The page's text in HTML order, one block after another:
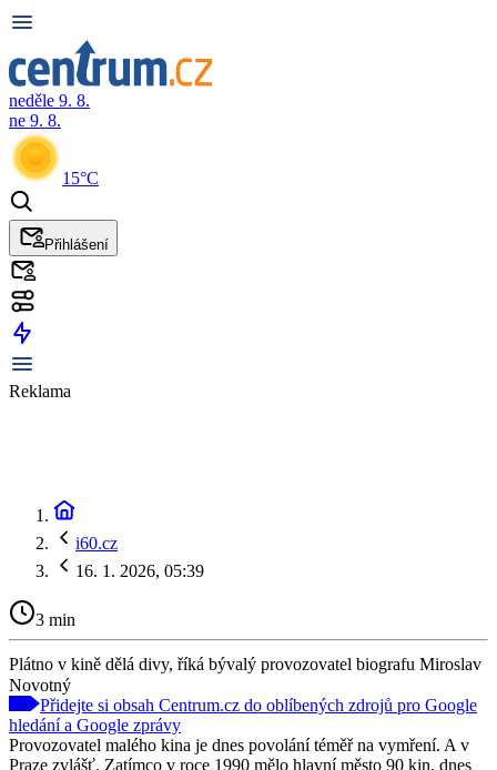
neděle 9. 8.
ne 9. 8.
15°C
Přihlášení
Reklama
i60.cz
16. 1. 2026, 05:39
3 min
Plátno v kině dělá divy, říká bývalý provozovatel biografu Miroslav
Novotný
Přidejte si obsah Centrum.cz do oblíbených zdrojů pro Google
hledání a Google zprávy
Provozovatel malého kina je dnes povolání téměř na vymření. A v
Praze zvlášť. Zatímco v roce 1990 mělo hlavní město 90 kin, dnes